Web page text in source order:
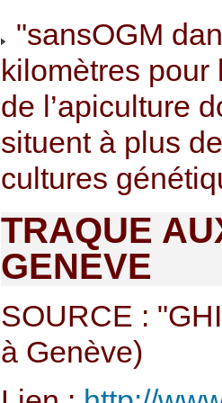
"sansOGM
kilomètres
de l’apiculture
situent à plus
cultures
TRAQUE
GENEVE
SOURCE :
à Genève)